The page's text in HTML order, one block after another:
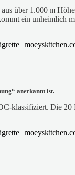
über 1.000 m
ein unheimlich
anerkannt ist.
klassifiziert. Die 20